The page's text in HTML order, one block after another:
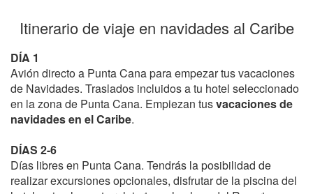
Itinerario de viaje en navidades al Caribe
DÍA 1
Avión directo a Punta Cana para empezar tus vacaciones
de Navidades. Traslados incluidos a tu hotel seleccionado
en la zona de Punta Cana. Empiezan tusvacaciones de
navidades en el Caribe.
DÍAS 2-6
Días libres en Punta Cana. Tendrás la posibilidad de
realizar excursiones opcionales, disfrutar de la piscina del